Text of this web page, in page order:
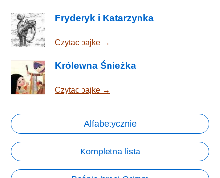
Fryderyk i Katarzynka
Czytac bajke →
Królewna Śnieżka
Czytac bajke →
Alfabetycznie
Kompletna lista